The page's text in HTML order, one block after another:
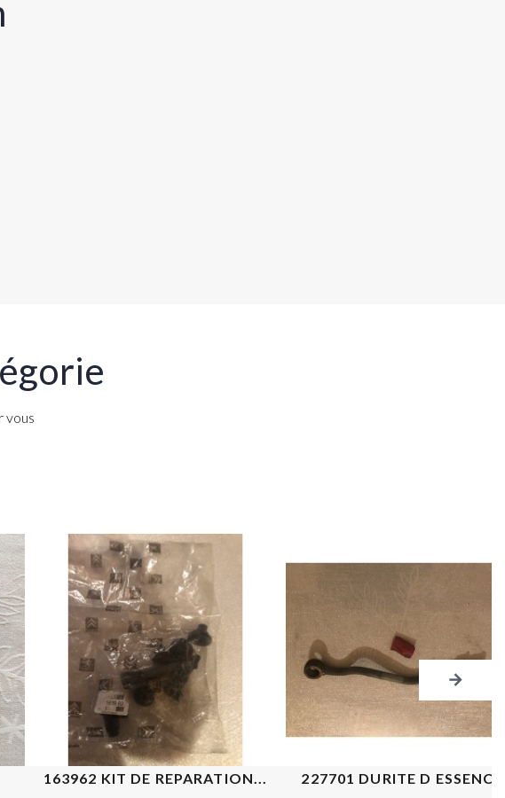
vous
163962 KIT DE REPARATION... 227701 DURITE D ESSENCE